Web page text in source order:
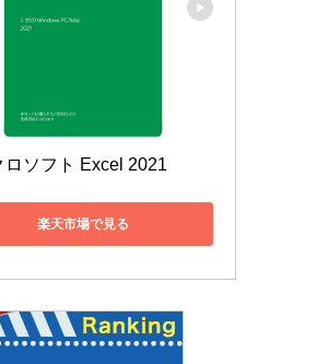
ロソフト Excel 2021
楽天市場で見る